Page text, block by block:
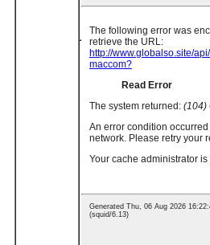
63974
69645
80172